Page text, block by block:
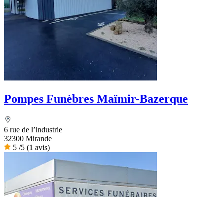
Pompes Funèbres Maïmir-Bazerque
6 rue de l’industrie
32300 Mirande
5 /5 (1 avis)